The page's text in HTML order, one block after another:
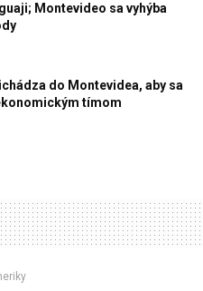
Montevideo sa vyhýba
do Montevidea, aby sa
tímom